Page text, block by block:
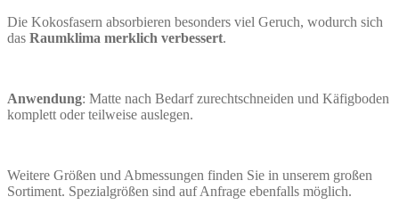
Die Kokosfasern absorbieren besonders viel Geruch, wodurch sich
das Raumklima merklich verbessert.
Anwendung: Matte nach Bedarf zurechtschneiden und Käfigboden
komplett oder teilweise auslegen.
Weitere Größen und Abmessungen finden Sie in unserem großen
Sortiment. Spezialgrößen sind auf Anfrage ebenfalls möglich.